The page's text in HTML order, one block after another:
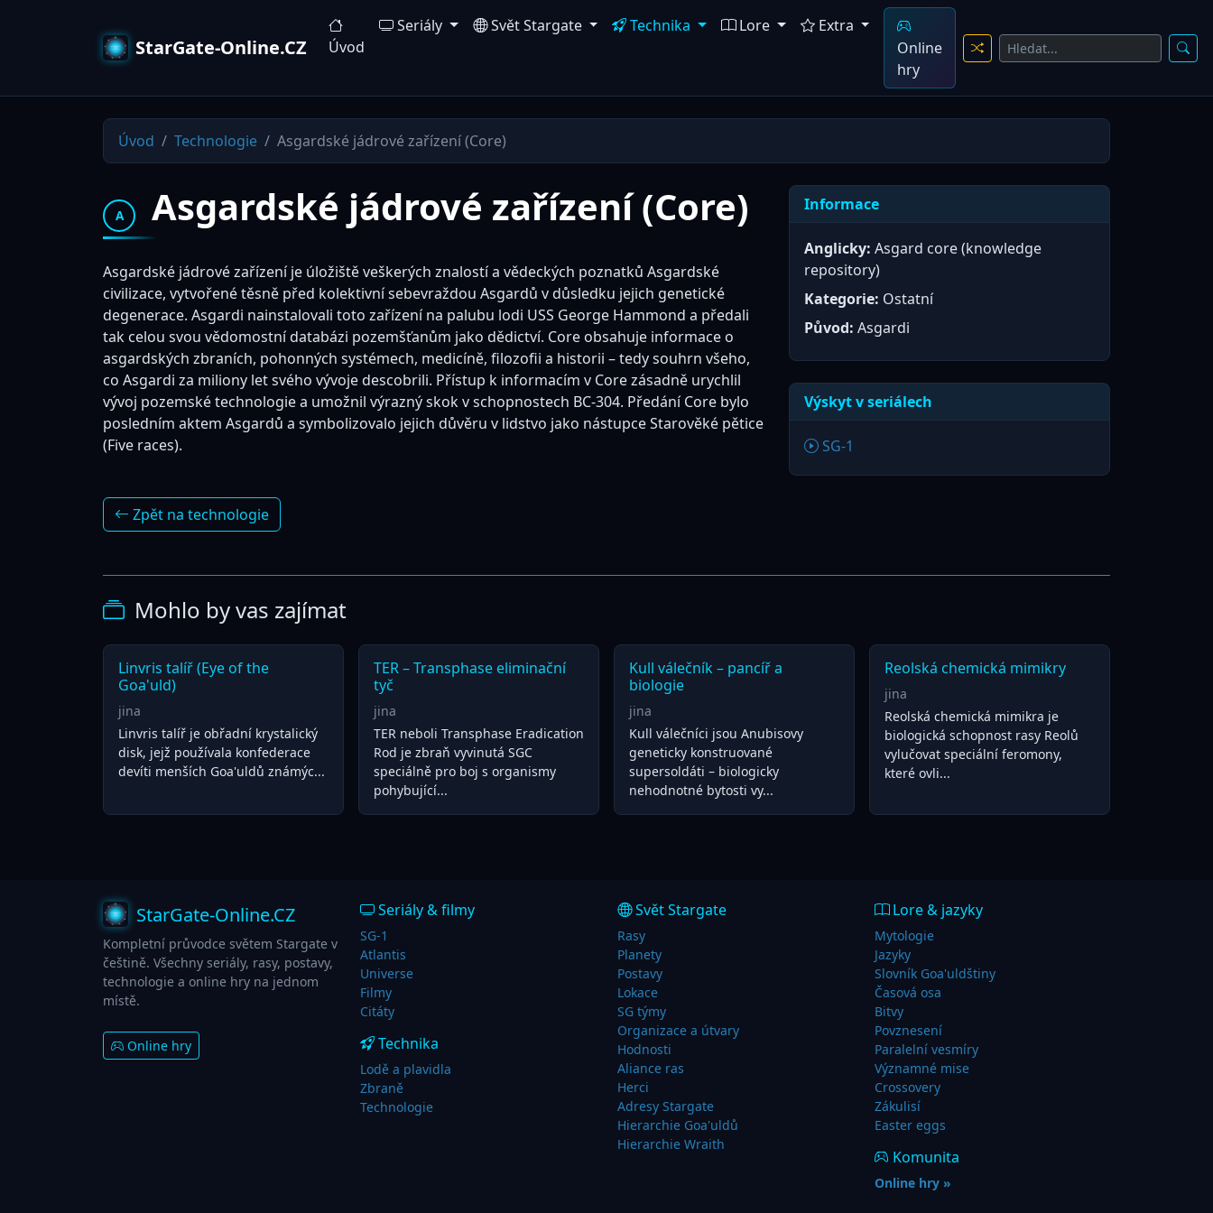
StarGate-Online.CZ Úvod
Seriály Svět Stargate Technika Lore
Extra
Online
hry
Úvod Technologie Asgardské jádrové zařízení (Core)
A Asgardské jádrové zařízení (Core)
Asgardské jádrové zařízení je úložiště veškerých znalostí a vědeckých poznatků Asgardské
civilizace, vytvořené těsně před kolektivní sebevraždou Asgardů v důsledku jejich genetické
degenerace. Asgardi nainstalovali toto zařízení na palubu lodi USS George Hammond a předali
tak celou svou vědomostní databázi pozemšťanům jako dědictví. Core obsahuje informace o
asgardských zbraních, pohonných systémech, medicíně, filozofii a historii – tedy souhrn všeho,
co Asgardi za miliony let svého vývoje descobrili. Přístup k informacím v Core zásadně urychlil
vývoj pozemské technologie a umožnil výrazný skok v schopnostech BC-304. Předání Core bylo
posledním aktem Asgardů a symbolizovalo jejich důvěru v lidstvo jako nástupce Starověké pětice
(Five races).
Informace
Anglicky: Asgard core (knowledge
repository)
Kategorie: Ostatní
Původ: Asgardi
Výskyt v seriálech
SG-1
Zpět na technologie
Mohlo by vas zajímat
Linvris talíř (Eye of the
Goa'uld)
jina
Linvris talíř je obřadní krystalický
disk, jejž používala konfederace
devíti menších Goa'uldů známýc...
TER – Transphase eliminační
tyč
jina
TER neboli Transphase Eradication
Rod je zbraň vyvinutá SGC
speciálně pro boj s organismy
pohybující...
Kull válečník – pancíř a
biologie
jina
Kull válečníci jsou Anubisovy
geneticky konstruované
supersoldáti – biologicky
nehodnotné bytosti vy...
Reolská chemická mimikry
jina
Reolská chemická mimikra je
biologická schopnost rasy Reolů
vylučovat speciální feromony,
které ovli...
StarGate-Online.CZ
Kompletní průvodce světem Stargate v
češtině. Všechny seriály, rasy, postavy,
technologie a online hry na jednom
místě.
Online hry
Seriály & filmy
SG-1
Atlantis
Universe
Filmy
Citáty
Technika
Lodě a plavidla
Zbraně
Technologie
Svět Stargate
Rasy
Planety
Postavy
Lokace
SG týmy
Organizace a útvary
Hodnosti
Aliance ras
Herci
Adresy Stargate
Hierarchie Goa'uldů
Hierarchie Wraith
Lore & jazyky
Mytologie
Jazyky
Slovník Goa'uldštiny
Časová osa
Bitvy
Povznesení
Paralelní vesmíry
Významné mise
Crossovery
Zákulisí
Easter eggs
Komunita
Online hry »